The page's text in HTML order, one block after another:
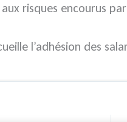
risques encourus
l’adhésion des